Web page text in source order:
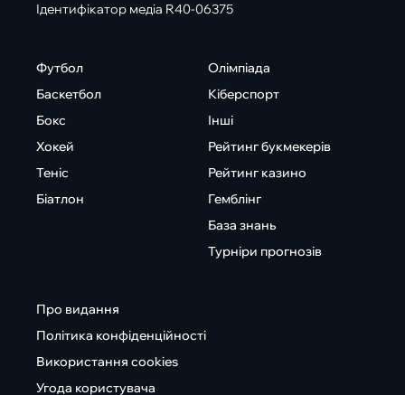
Ідентифікатор медіа R40-06375
Футбол
Баскетбол
Бокс
Хокей
Теніс
Біатлон
Олімпіада
Кіберспорт
Інші
Рейтинг букмекерів
Рейтинг казино
Гемблінг
База знань
Турніри прогнозів
Про видання
Політика конфіденційності
Використання cookies
Угода користувача